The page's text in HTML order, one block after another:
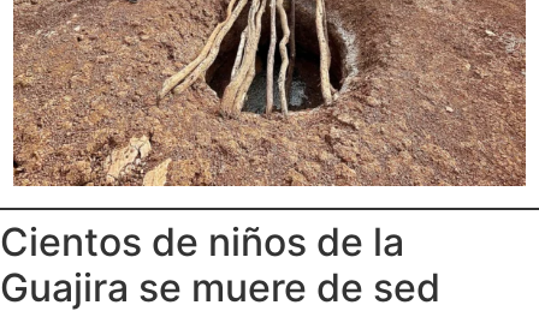
Cientos de niños de la
Guajira se muere de sed